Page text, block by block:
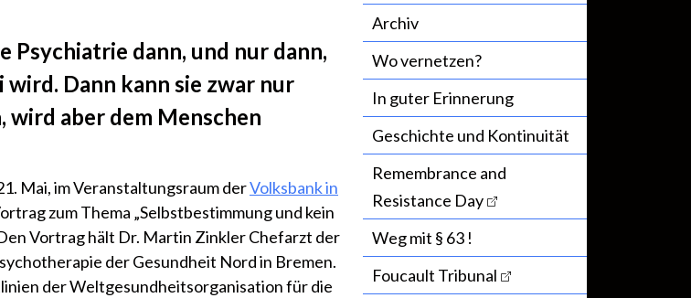
Psychiatrie dann, und nur dann,
wird. Dann kann sie zwar nur
wird aber dem Menschen
Mai, im Veranstaltungsraum derVolksbank in
zum Thema „Selbstbestimmung und kein
Vortrag hält Dr. Martin Zinkler Chefarzt der
der Gesundheit Nord in Bremen.
der Weltgesundheitsorganisation für die
Archiv
Wo vernetzen?
In guter Erinnerung
Geschichte und Kontinuität
Remembrance and
Resistance Day
Weg mit § 63 !
Foucault Tribunal